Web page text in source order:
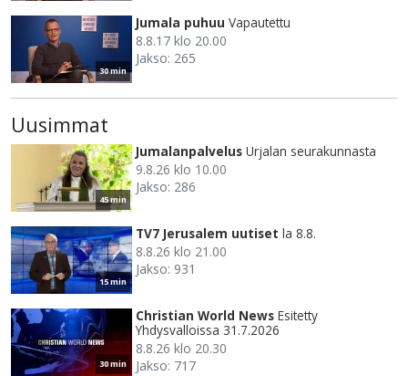
30 min
Jumala puhuu Vapautettu
8.8.17 klo 20.00
Jakso: 265
Uusimmat
45 min
Jumalanpalvelus Urjalan seurakunnasta
9.8.26 klo 10.00
Jakso: 286
15 min
TV7 Jerusalem uutiset la 8.8.
8.8.26 klo 21.00
Jakso: 931
30 min
Christian World News Esitetty
Yhdysvalloissa 31.7.2026
8.8.26 klo 20.30
Jakso: 717